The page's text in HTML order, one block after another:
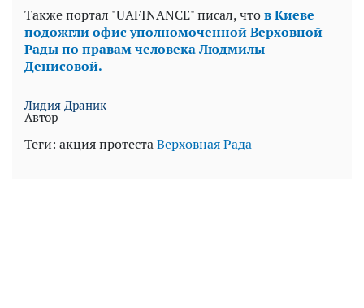
Также портал "UAFINANCE" писал, чтов Киеве
подожгли офис уполномоченной Верховной
Рады по правам человека Людмилы
Денисовой.
Лидия Драник
Автор
Теги: акция протестаВерховная Рада